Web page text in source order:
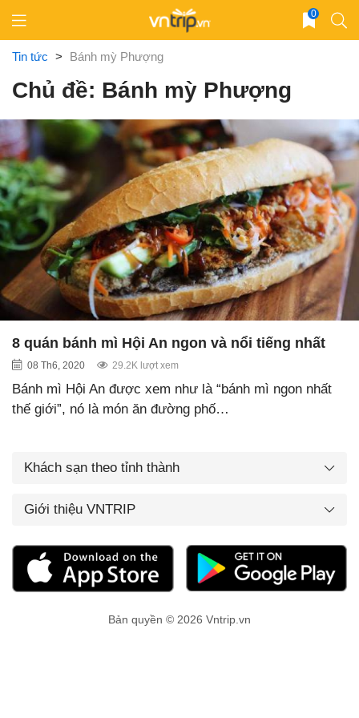
content
0
Tin tức > Bánh mỳ Phượng
Chủ đề: Bánh mỳ Phượng
8 quán bánh mì Hội An ngon và nổi tiếng nhất
08 Th6, 2020 29.2K lượt xem
Bánh mì Hội An được xem như là “bánh mì ngon nhất
thế giới”, nó là món ăn đường phố…
Khách sạn theo tỉnh thành
Giới thiệu VNTRIP
Bản quyền © 2026 Vntrip.vn